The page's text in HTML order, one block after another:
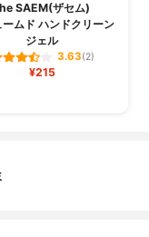
SAEM(ザセム)
ムド ハンドクリーン
ジェル
3.63(2)
¥215